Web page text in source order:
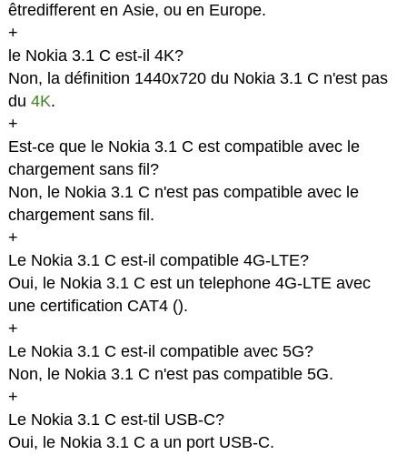
êtredifferent en Asie, ou en Europe.
+
le Nokia 3.1 C est-il 4K?
Non, la définition 1440x720 du Nokia 3.1 C n'est pas
du 4K.
+
Est-ce que le Nokia 3.1 C est compatible avec le
chargement sans fil?
Non, le Nokia 3.1 C n'est pas compatible avec le
chargement sans fil.
+
Le Nokia 3.1 C est-il compatible 4G-LTE?
Oui, le Nokia 3.1 C est un telephone 4G-LTE avec
une certification CAT4 ().
+
Le Nokia 3.1 C est-il compatible avec 5G?
Non, le Nokia 3.1 C n'est pas compatible 5G.
+
Le Nokia 3.1 C est-til USB-C?
Oui, le Nokia 3.1 C a un port USB-C.